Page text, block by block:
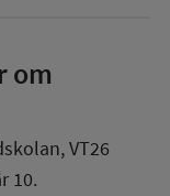
om
VT26
10.